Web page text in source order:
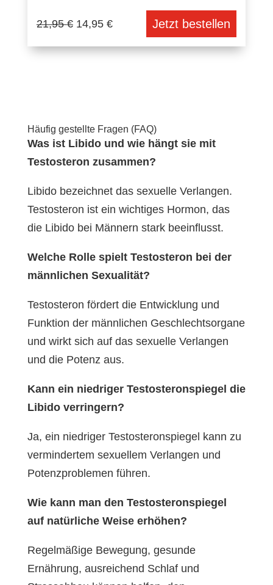
21,95€ Ursprünglicher
14,95 €AktuellerJetzt bestellen
Häufig gestellte Fragen (FAQ)
Was ist Libido und wie hängt sie mit
Testosteron zusammen?
Libido bezeichnet das sexuelle Verlangen.
Testosteron ist ein wichtiges Hormon, das
die Libido bei Männern stark beeinflusst.
Welche Rolle spielt Testosteron bei der
männlichen Sexualität?
Testosteron fördert die Entwicklung und
Funktion der männlichen Geschlechtsorgane
und wirkt sich auf das sexuelle Verlangen
und die Potenz aus.
Kann ein niedriger Testosteronspiegel die
Libido verringern?
Ja, ein niedriger Testosteronspiegel kann zu
vermindertem sexuellem Verlangen und
Potenzproblemen führen.
Wie kann man den Testosteronspiegel
auf natürliche Weise erhöhen?
Regelmäßige Bewegung, gesunde
Ernährung, ausreichend Schlaf und